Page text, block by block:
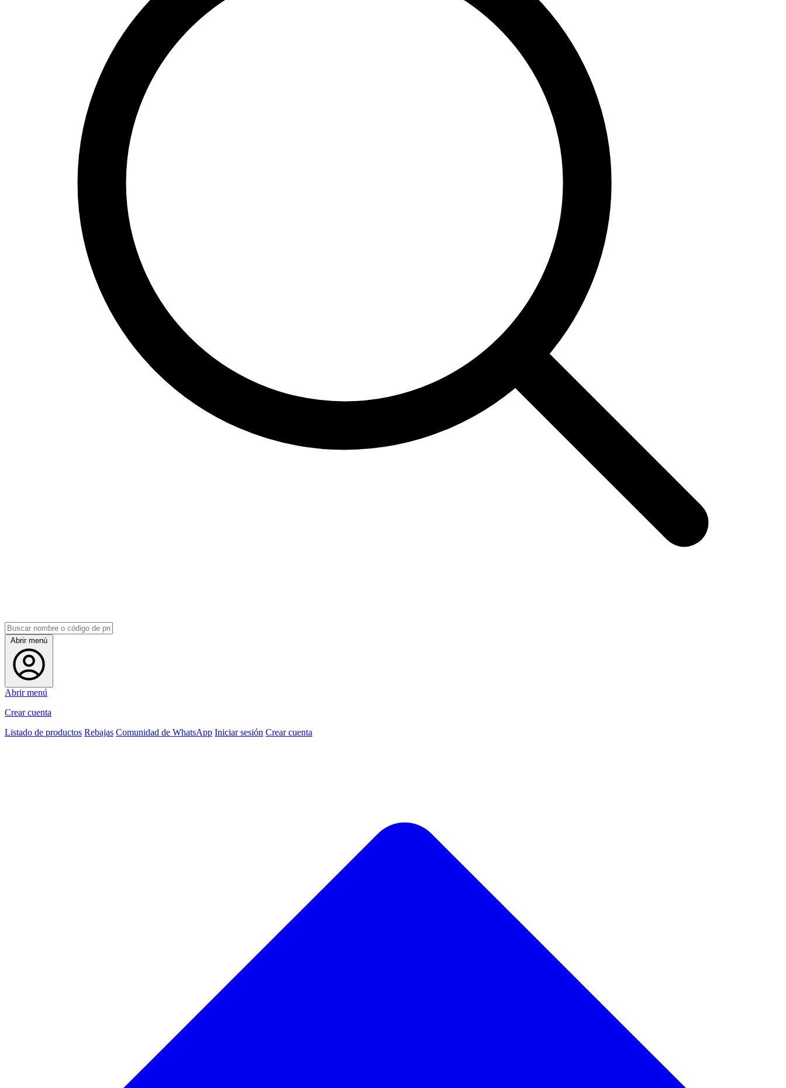
Abrir menú
Abrir menú
Crear cuenta
Listado de productos Rebajas Comunidad de WhatsApp Iniciar sesión Crear cuenta